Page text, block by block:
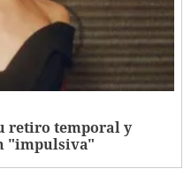
retiro temporal y
"impulsiva"